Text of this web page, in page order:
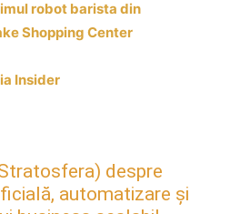
robot barista din
Shopping Center
Insider
despre
automatizare și